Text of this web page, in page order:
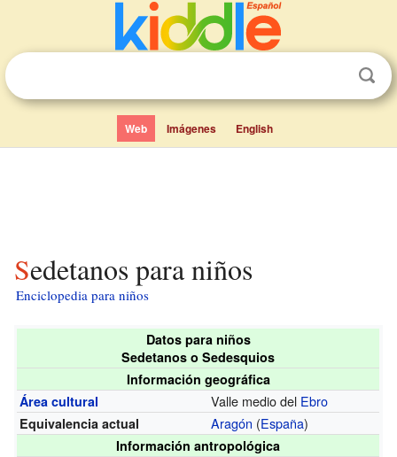
Web Imágenes English
Sedetanos para niños
Enciclopedia para niños
Datos para niños
Sedetanos o Sedesquios
Información geográfica
Área cultural
Valle medio del Ebro
Equivalencia actual Aragón (España)
Información antropológica